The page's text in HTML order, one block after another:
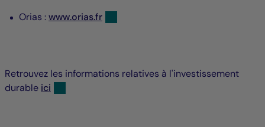
Orias :www.orias.fr
Retrouvez les informations relatives à l'investissement
durable ici